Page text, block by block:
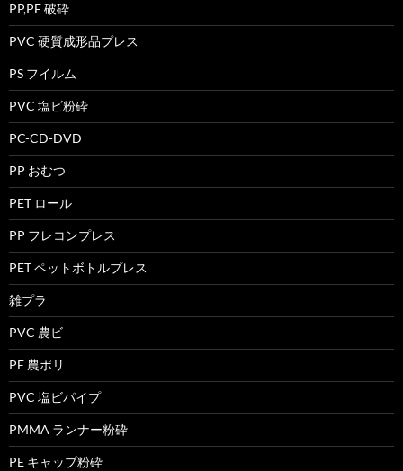
PP,PE 破砕
PVC 硬質成形品プレス
PS フイルム
PVC 塩ビ粉砕
PC-CD-DVD
PP おむつ
PET ロール
PP フレコンプレス
PET ペットボトルプレス
雑プラ
PVC 農ビ
PE 農ポリ
PVC 塩ビパイプ
PMMA ランナー粉砕
PE キャップ粉砕